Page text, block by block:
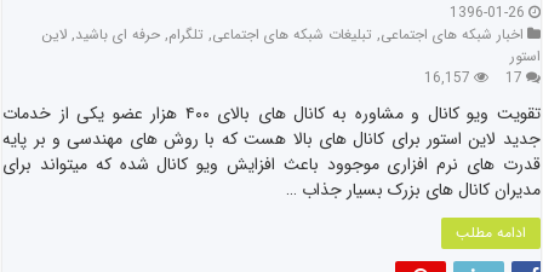
1396-01-26
اخبار شبکه های اجتماعی, تبلیغات شبکه های اجتماعی, تلگرام,حرفه ای باشید,لاین
استور
17
16,157
تقویت ویو کانال و مشاوره به کانال های بالای ۴۰۰ هزار عضو یکی از خدمات
جدید لاین استور برای کانال های بالا هست که با روش های مهندسی و بر پایه
قدرت های نرم افزاری موجوود باعث افزایش ویو کانال شده که میتواند برای
مدیران کانال های بزرک بسیار جذاب …
ادامه مطلب